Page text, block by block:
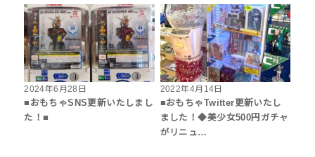
2024年6月28日
■おもちゃSNS更新いたしまし
た！■
2022年4月14日
■おもちゃTwitter更新いたし
ました！◆美少女500円ガチャ
がリニュ…